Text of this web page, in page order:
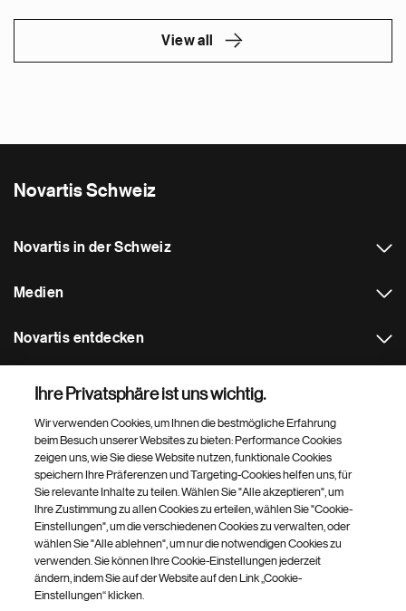
View all
Novartis Schweiz
Novartis in der Schweiz
Medien
Novartis entdecken
Weitere Novartis Webseiten
Footer Site Search
Footer
Bottom
© 2026 Novartis AG
Cookie-Einstellungen
Ihre Privatsphäre ist uns wichtig.
Wir verwenden Cookies, um Ihnen die bestmögliche Erfahrung
beim Besuch unserer Websites zu bieten: Performance Cookies
zeigen uns, wie Sie diese Website nutzen, funktionale Cookies
speichern Ihre Präferenzen und Targeting-Cookies helfen uns, für
Sie relevante Inhalte zu teilen. Wählen Sie "Alle akzeptieren", um
Ihre Zustimmung zu allen Cookies zu erteilen, wählen Sie "Cookie-
Einstellungen", um die verschiedenen Cookies zu verwalten, oder
wählen Sie "Alle ablehnen", um nur die notwendigen Cookies zu
verwenden. Sie können Ihre Cookie-Einstellungen jederzeit
ändern, indem Sie auf der Website auf den Link „Cookie-
Einstellungen“ klicken.